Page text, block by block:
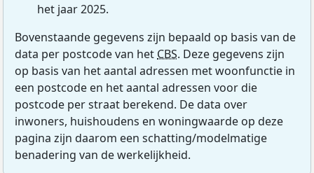
het jaar 2025.
Bovenstaande gegevens zijn bepaald op basis van de
data per postcode van het CBS. Deze gegevens zijn
op basis van het aantal adressen met woonfunctie in
een postcode en het aantal adressen voor die
postcode per straat berekend. De data over
inwoners, huishoudens en woningwaarde op deze
pagina zijn daarom een schatting/modelmatige
benadering van de werkelijkheid.